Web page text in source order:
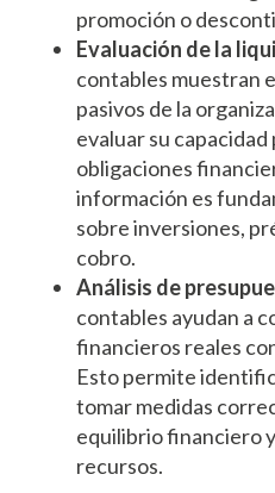
promoción o
Evaluación de la
contables muestran
pasivos de la
evaluar su
obligaciones
información es
sobre inversiones,
cobro.
Análisis de
contables ayudan a
financieros reales
Esto permite
tomar medidas
equilibrio financiero
recursos.